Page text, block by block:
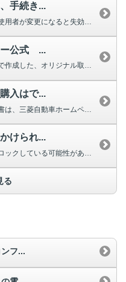
手続き...
メーカー保証は、保証書に記載された使用者が変更になると失効しますが、車両の...
ー公式 ...
このページでは、お客様相談センターで作成した、オリジナル取扱説明動画を掲載...
入はで...
けられ...
ステアリングホイール（ハンドル）がロックしている可能性があります。 ほと...
る
フ...